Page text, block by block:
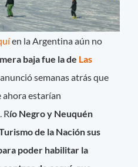
en la Argentina aún no
baja fue la de Las
semanas atrás que
ahora estarían
Río Negro y Neuquén
de la Nación sus
poder habilitar la